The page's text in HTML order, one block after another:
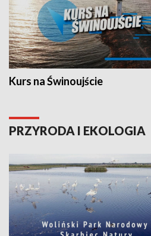
Kurs na Świnoujście
PRZYRODA I EKOLOGIA